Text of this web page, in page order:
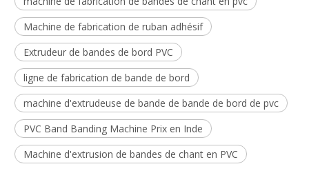
Machine de fabrication de ruban adhésif
Extrudeur de bandes de bord PVC
ligne de fabrication de bande de bord
machine d'extrudeuse de bande de bande de bord de pvc
PVC Band Banding Machine Prix en Inde
Machine d'extrusion de bandes de chant en PVC